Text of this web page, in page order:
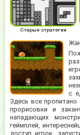
с
Здесь все
прорисовки и
нападающих
геймплей,
доступ игрок,
Старые стратегии